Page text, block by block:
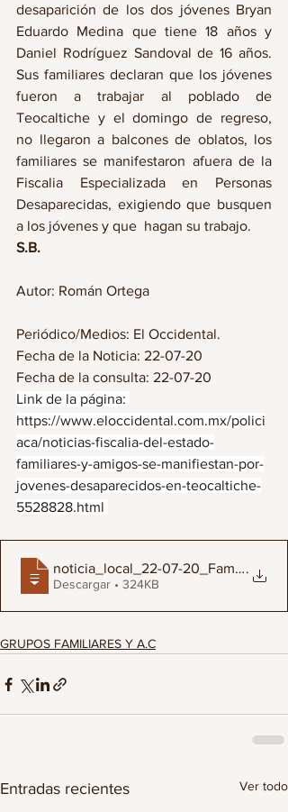
desaparición de los dos jóvenes Bryan
Eduardo Medina que tiene 18 años y
Daniel Rodríguez Sandoval de 16 años.
Sus familiares declaran que los jóvenes
fueron a trabajar al poblado de
Teocaltiche y el domingo de regreso,
no llegaron a balcones de oblatos, los
familiares se manifestaron afuera de la
Fiscalia Especializada en Personas
Desaparecidas, exigiendo que busquen
a los jóvenes y que  hagan su trabajo.
S.B.
Autor: Román Ortega
Periódico/Medios: El Occidental.
Fecha de la Noticia: 22-07-20
Fecha de la consulta: 22-07-20
Link de la página:
https://www.eloccidental.com.mx/polici
aca/noticias-fiscalia-del-estado-
familiares-y-amigos-se-manifiestan-por-
jovenes-desaparecidos-en-teocaltiche-
5528828.html
noticia_local_22-07- .
Descargar • 324KB
GRUPOS FAMILIARES Y A.C
Entradas recientes Ver todo